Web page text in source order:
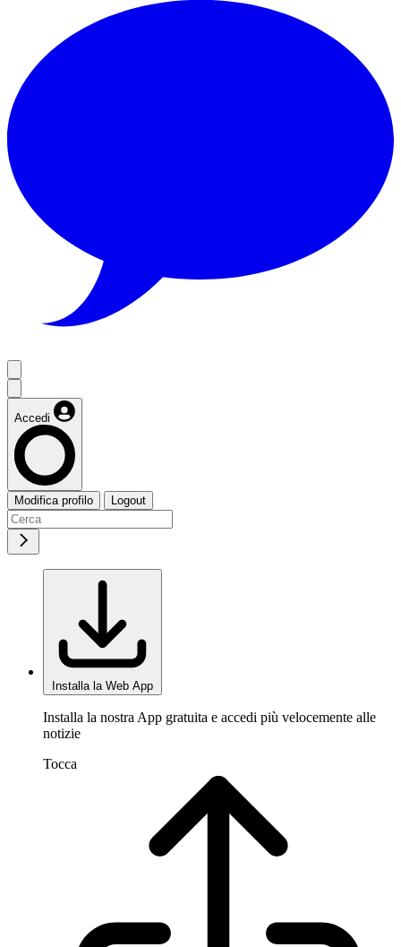
Accedi
Modifica profilo Logout
Installa la Web App
Installa la nostra App gratuita e accedi più velocemente alle
notizie
Tocca